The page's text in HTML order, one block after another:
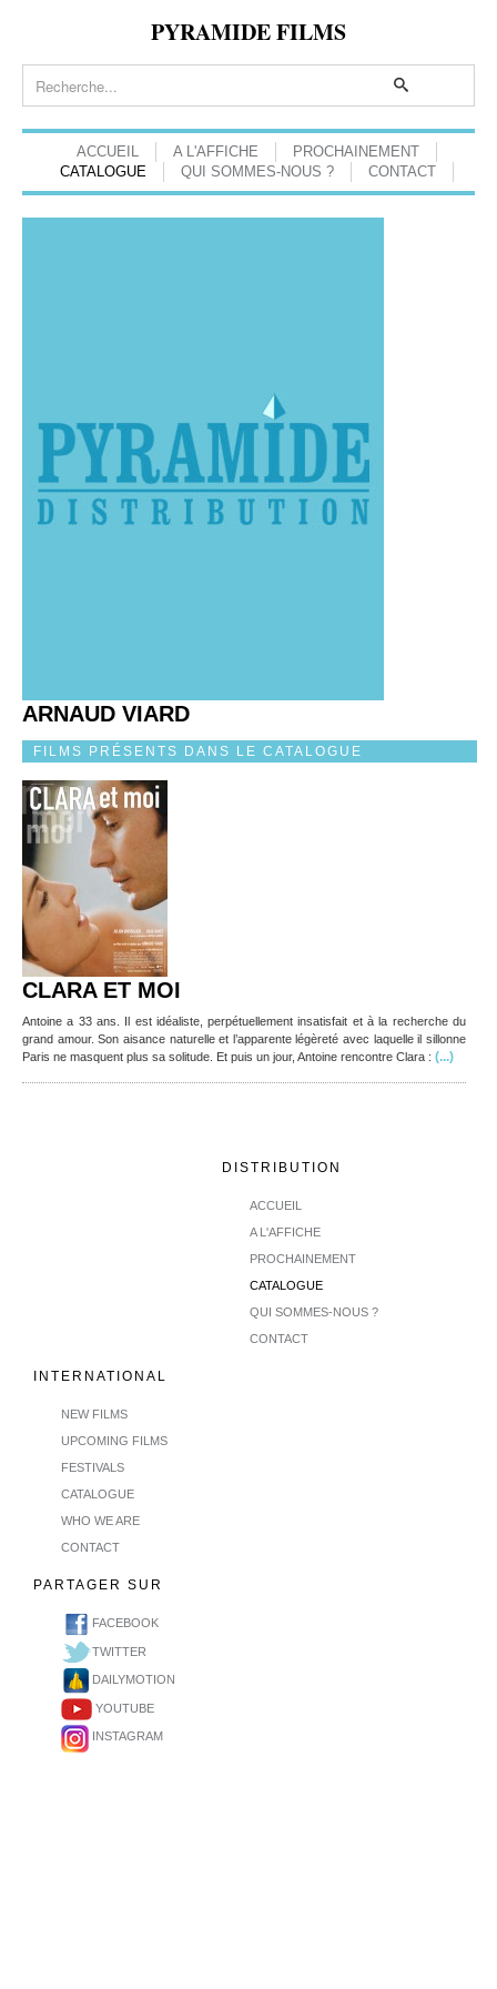
PYRAMIDE FILMS
ACCUEIL A L'AFFICHE
PROCHAINEMENT
CATALOGUE
QUI SOMMES-NOUS ? CONTACT
ARNAUD VIARD
FILMS PRÉSENTS DANS LE CATALOGUE
CLARA ET MOI
Antoine a 33 ans. Il est idéaliste, perpétuellement insatisfait et à la recherche du
grand amour. Son aisance naturelle et l’apparente légèreté avec laquelle il sillonne
Paris ne masquent plus sa solitude. Et puis un jour, Antoine rencontre Clara : (...)
DISTRIBUTION
ACCUEIL
A L'AFFICHE
PROCHAINEMENT
CATALOGUE
QUI SOMMES-NOUS ?
CONTACT
INTERNATIONAL
NEW FILMS
UPCOMING FILMS
FESTIVALS
CATALOGUE
WHO WE ARE
CONTACT
PARTAGER SUR
FACEBOOK
TWITTER
DAILYMOTION
YOUTUBE
INSTAGRAM